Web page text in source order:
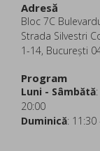
Adresă
Bloc 7C
Strada Silvestri
1-14, București
Program
Luni - Sâmbătă
20:00
Duminică: 11:30